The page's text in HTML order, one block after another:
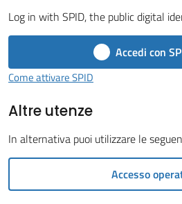
il
Menu selezionato
Amministrazione
Trasparente
Tutti
Log in with SPID, the public digital
Accedi con
Come attivare SPID
Altre utenze
In alternativa puoi utilizzare le
Accesso